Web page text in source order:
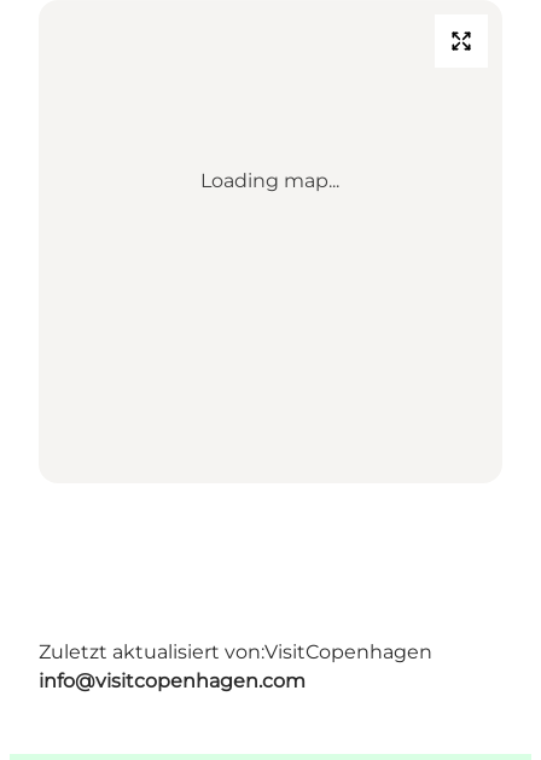
Loading map...
Zuletzt aktualisiert von:VisitCopenhagen
info@visitcopenhagen.com